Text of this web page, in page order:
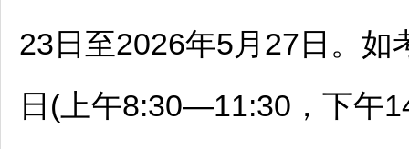
23日至2026年5月27日。如
日(上午8:30—11:30，下午